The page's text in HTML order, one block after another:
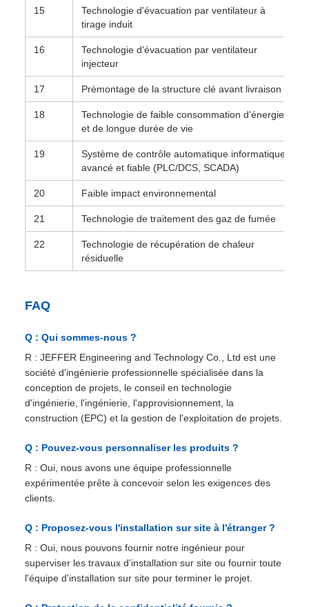
15
Technologie d'évacuation par ventilateur à
tirage induit
16
Technologie d'évacuation par ventilateur
injecteur
17 Prémontage de la structure clé avant livraison
18
Technologie de faible consommation d'énergie
et de longue durée de vie
19
Système de contrôle automatique informatique
avancé et fiable (PLC/DCS, SCADA)
20 Faible impact environnemental
21 Technologie de traitement des gaz de fumée
22
Technologie de récupération de chaleur
résiduelle
FAQ
Q : Qui sommes-nous ?
R : JEFFER Engineering and Technology Co., Ltd est une
société d'ingénierie professionnelle spécialisée dans la
conception de projets, le conseil en technologie
d'ingénierie, l'ingénierie, l'approvisionnement, la
construction (EPC) et la gestion de l'exploitation de projets.
Q : Pouvez-vous personnaliser les produits ?
R : Oui, nous avons une équipe professionnelle
expérimentée prête à concevoir selon les exigences des
clients.
Q : Proposez-vous l'installation sur site à l'étranger ?
R : Oui, nous pouvons fournir notre ingénieur pour
superviser les travaux d'installation sur site ou fournir toute
l'équipe d'installation sur site pour terminer le projet.